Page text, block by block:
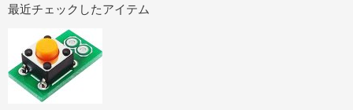
最近チェックしたアイテム